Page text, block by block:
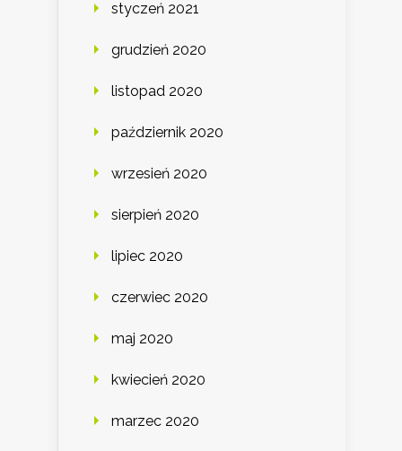
styczeń 2021
grudzień 2020
listopad 2020
październik 2020
wrzesień 2020
sierpień 2020
lipiec 2020
czerwiec 2020
maj 2020
kwiecień 2020
marzec 2020